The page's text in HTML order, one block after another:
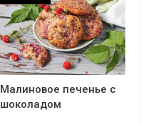
Малиновое печенье с
шоколадом